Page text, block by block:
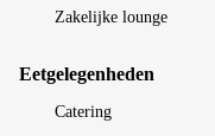
Zakelijke lounge
Eetgelegenheden
Catering